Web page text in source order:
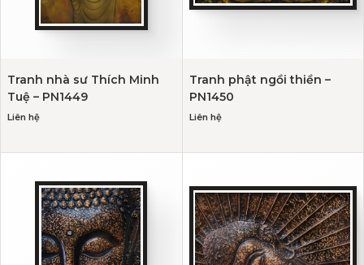
Tranh nhà sư Thích Minh
Tuệ – PN1449
Liên hệ
Tranh phật ngồi thiền –
PN1450
Liên hệ